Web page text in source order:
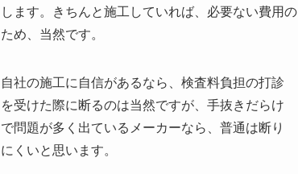
します。きちんと施工していれば、必要ない費用の
ため、当然です。
自社の施工に自信があるなら、検査料負担の打診
を受けた際に断るのは当然ですが、手抜きだらけ
で問題が多く出ているメーカーなら、普通は断り
にくいと思います。